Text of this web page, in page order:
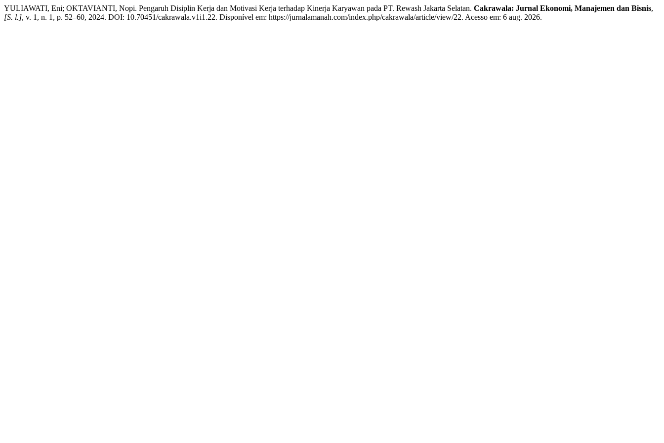
YULIAWATI, Eni; OKTAVIANTI, Nopi. Pengaruh Disiplin Kerja dan Motivasi Kerja terhadap Kinerja Karyawan pada PT. Rewash Jakarta Selatan. Cakrawala: Jurnal Ekonomi, Manajemen dan Bisnis,
[S. l.], v. 1, n. 1, p. 52–60, 2024. DOI: 10.70451/cakrawala.v1i1.22. Disponível em: https://jurnalamanah.com/index.php/cakrawala/article/view/22. Acesso em: 6 aug. 2026.